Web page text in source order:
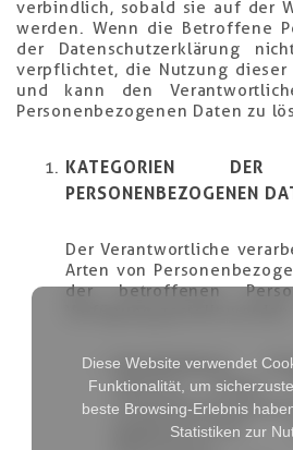
Diese Website verwendet
Funktionalität, um
beste Browsing-Erlebnis
Statistiken zur
verbindlich, sobald sie auf der
werden. Wenn die Betroffene
der Datenschutzerklärung
verpflichtet, die Nutzung dieser
und kann den
Personenbezogenen Daten zu
KATEGORIEN DER
PERSONENBEZOGENEN
Der Verantwortliche
Arten von
der betroffenen
Kontaktdaten:
Adresse, E-Mail,